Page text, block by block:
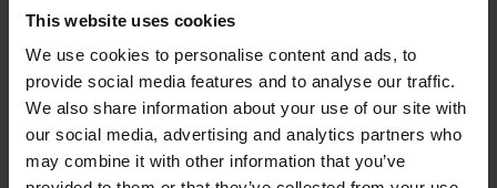
This website uses cookies
We use cookies to personalise content and ads, to
provide social media features and to analyse our traffic.
We also share information about your use of our site with
our social media, advertising and analytics partners who
may combine it with other information that you’ve
βιταμίνης D, η οποία συμβάλλει στη ρύθμιση του
ανοσοποιητικού.
Ωστόσο, η γραμμή μεταξύ ευεργετικής και
επιβλαβούς έκθεσης είναι λεπτή. Σε πολλούς
πάσχοντες, η υπερβολική έκθεση στον ήλιο ή η
έκθεση χωρίς αντηλιακή προστασία μπορεί να
οδηγήσει σε:
Ερεθισμό και έξαρση της δερματίτιδας